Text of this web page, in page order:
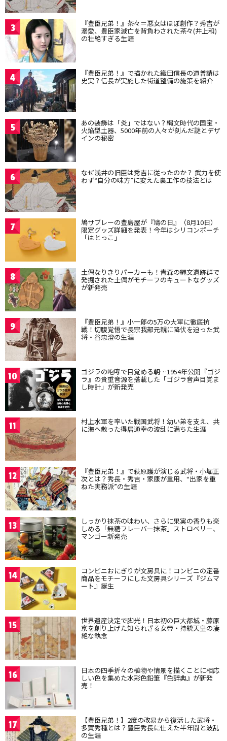
3 『豊臣兄弟！』茶々＝悪女はほぼ創作？秀吉が
溺愛、豊臣家滅亡を背負わされた茶々(井上和)
の壮絶すぎる生涯
4 『豊臣兄弟！』で描かれた織田信長の道普請は
史実？信長が実施した街道整備の施策を紹介
5 あの装飾は「炎」ではない？縄文時代の国宝・
火焔型土器、5000年前の人々が刻んだ謎とデザ
インの秘密
6 なぜ浅井の旧臣は秀吉に従ったのか？ 武力を使
わず“自分の味方”に変えた裏工作の技法とは
7 鳩サブレーの豊島屋が『鳩の日』（8月10日）
限定グッズ詳細を発表！今年はシリコンポーチ
「はとっこ」
8 土偶なりきりパーカーも！青森の縄文遺跡群で
発掘された土偶がモチーフのキュートなグッズ
が新発売
9 『豊臣兄弟！』小一郎の5万の大軍に徹底抗
戦！切腹覚悟で長宗我部元親に降伏を迫った武
将・谷忠澄の生涯
10 ゴジラの咆哮で目覚める朝…1954年公開『ゴジ
ラ』の貴重音源を搭載した「ゴジラ音声目覚ま
し時計」が新発売
11 村上水軍を率いた戦国武将！幼い弟を支え、共
に海へ散った得居通幸の波乱に満ちた生涯
12 『豊臣兄弟！』で萩原護が演じる武将・小堀正
次とは？秀長・秀吉・家康が重用、“出家を重
ねた実務派”の生涯
13 しっかり抹茶の味わい、さらに果実の香りも楽
しめる「無糖フレーバー抹茶」ストロベリー、
マンゴー新発売
14 コンビニおにぎりが文房具に！コンビニの定番
商品をモチーフにした文房具シリーズ『ジムマ
ート』誕生
15 世界遺産決定で脚光！日本初の巨大都城・藤原
京を創り上げた知られざる女帝・持統天皇の凄
絶な執念
16 日本の四季折々の植物や情景を描くことに相応
しい色を集めた水彩色鉛筆『色辞典』が新発
売！
17 【豊臣兄弟！】2度の改易から復活した武将・
多賀秀種とは？豊臣秀長に仕えた半年間と波乱
の生涯